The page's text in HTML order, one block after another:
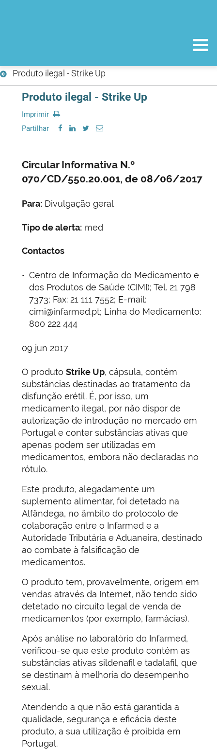
Produto ilegal - Strike Up
Produto ilegal - Strike Up
Imprimir
Partilhar
Circular Informativa N.º
070/CD/550.20.001, de 08/06/2017
Para: Divulgação geral
Tipo de alerta: med
Contactos
Centro de Informação do Medicamento e
dos Produtos de Saúde (CIMI); Tel. 21 798
7373; Fax: 21 111 7552; E-mail:
cimi@infarmed.pt; Linha do Medicamento:
800 222 444
09 jun 2017
O produto Strike Up, cápsula, contém
substâncias destinadas ao tratamento da
disfunção erétil. É, por isso, um
medicamento ilegal, por não dispor de
autorização de introdução no mercado em
Portugal e conter substâncias ativas que
apenas podem ser utilizadas em
medicamentos, embora não declaradas no
rótulo.
Este produto, alegadamente um
suplemento alimentar, foi detetado na
Alfândega, no âmbito do protocolo de
colaboração entre o Infarmed e a
Autoridade Tributária e Aduaneira, destinado
ao combate à falsificação de
medicamentos.
O produto tem, provavelmente, origem em
vendas através da Internet, não tendo sido
detetado no circuito legal de venda de
medicamentos (por exemplo, farmácias).
Após análise no laboratório do Infarmed,
verificou-se que este produto contém as
substâncias ativas sildenafil e tadalafil, que
se destinam à melhoria do desempenho
sexual.
Atendendo a que não está garantida a
qualidade, segurança e eficácia deste
produto, a sua utilização é proibida em
Portugal.